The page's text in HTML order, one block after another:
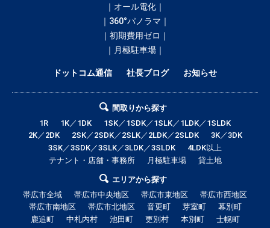
｜オール電化｜
｜360°パノラマ｜
｜初期費用ゼロ｜
｜月極駐車場｜
ドットコム通信 社長ブログ お知らせ
間取りから探す
1R
1K／1DK
1SK／1SDK／1SLK／1LDK／1SLDK
2K／2DK
2SK／2SDK／2SLK／2LDK／2SLDK
3K／3DK
3SK／3SDK／3SLK／3LDK／3SLDK
4LDK以上
テナント・店舗・事務所
月極駐車場 貸土地
エリアから探す
帯広市全域
帯広市中央地区 帯広市東地区
帯広市西地区
帯広市南地区
帯広市北地区 音更町 芽室町
幕別町
鹿追町
中札内村 池田町 更別村 本別町
士幌町